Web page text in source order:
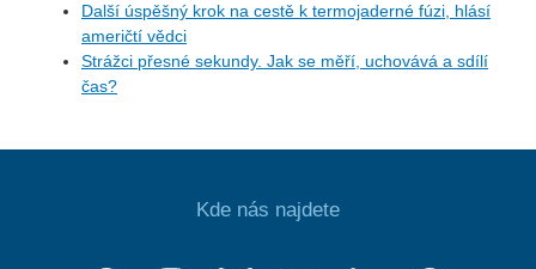
Další úspěšný krok na cestě k termojaderné fúzi, hlásí
američtí vědci
Strážci přesné sekundy. Jak se měří, uchovává a sdílí
čas?
Kde nás najdete